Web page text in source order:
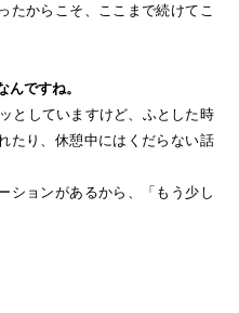
たからこそ、ここまで続けてこ
ですね。
としていますけど、ふとした時
たり、休憩中にはくだらない話
ションがあるから、「もう少し